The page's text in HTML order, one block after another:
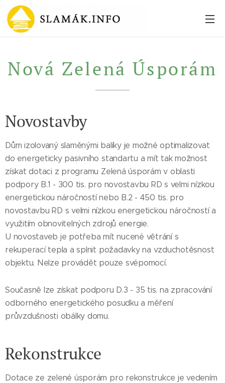
Nová Zelená Úsporám
Novostavby
Dům izolovaný slaměnými balíky je možné optimalizovat
do energeticky pasivního standartu a mít tak možnost
získat dotaci z programu Zelená úsporám v oblasti
podpory B.1 - 300 tis. pro novostavbu RD s velmi nízkou
energetickou náročností nebo B.2 - 450 tis. pro
novostavbu RD s velmi nízkou energetickou náročností a
využitím obnovitelných zdrojů energie.
U novostaveb je potřeba mít nucené větrání s
rekuperací tepla a splnit požadavky na vzduchotěsnost
objektu. Nelze provádět pouze svépomocí.
Současně lze získat podporu D.3 - 35 tis. na zpracování
odborného energetického posudku a měření
průvzdušnosti obálky domu.
Rekonstrukce
Dotace ze zelené úsporám pro rekonstrukce je vedením